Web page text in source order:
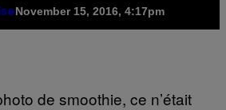
November 15, 2016, 4:17pm
de smoothie, ce n’était